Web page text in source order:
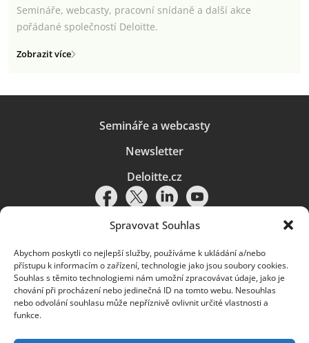
Spravovat Souhlas
Abychom poskytli co nejlepší služby, používáme k ukládání a/nebo
přístupu k informacím o zařízení, technologie jako jsou soubory cookies.
Souhlas s těmito technologiemi nám umožní zpracovávat údaje, jako je
chování při procházení nebo jedinečná ID na tomto webu. Nesouhlas
nebo odvolání souhlasu může nepříznivě ovlivnit určité vlastnosti a
funkce.
Semináře, webcasty, pracovní snídaně a další akce
pořádané společností Deloitte.
Zobrazit více
Semináře a webcasty
Newsletter
Deloitte.cz
Pravidla používání|Ochrana osobních údajů|Soubory cookies |
Deloitte.cz
© 2026. Více informací najdete vPravidlech používání.
Deloitte označuje jednu či více společností globální sítě členských
a přidružené subjekty (souhrnně „organizace Deloitte“). Společnost DTTL